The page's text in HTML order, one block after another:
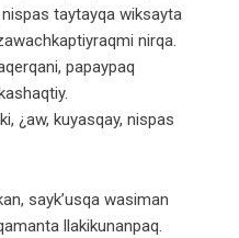
taytayqa wiksayta
nirqa.
papaypaq
¿aw, kuyasqay, nispas
sayk’usqa wasiman
llakikunanpaq.